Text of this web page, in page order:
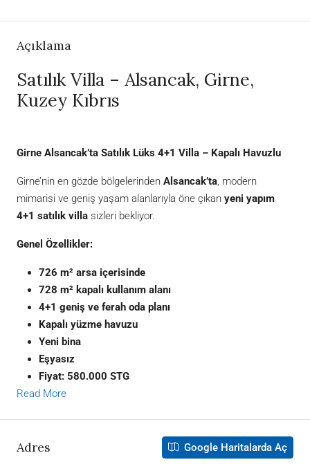
Açıklama
Satılık Villa – Alsancak, Girne,
Kuzey Kıbrıs
Girne Alsancak’ta Satılık Lüks 4+1 Villa – Kapalı Havuzlu
Girne’nin en gözde bölgelerinden Alsancak’ta, modern
mimarisi ve geniş yaşam alanlarıyla öne çıkan yeni yapım
4+1 satılık villa sizleri bekliyor.
Genel Özellikler:
726 m² arsa içerisinde
728 m² kapalı kullanım alanı
4+1 geniş ve ferah oda planı
Kapalı yüzme havuzu
Yeni bina
Eşyasız
Fiyat: 580.000 STG
Read More
Adres Google Haritalarda Aç